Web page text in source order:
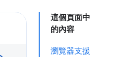
這個頁面中
的內容
瀏覽器支援